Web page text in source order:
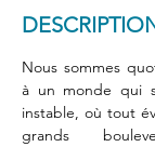
Nous sommes
à un monde qui
instable, où tout
grands